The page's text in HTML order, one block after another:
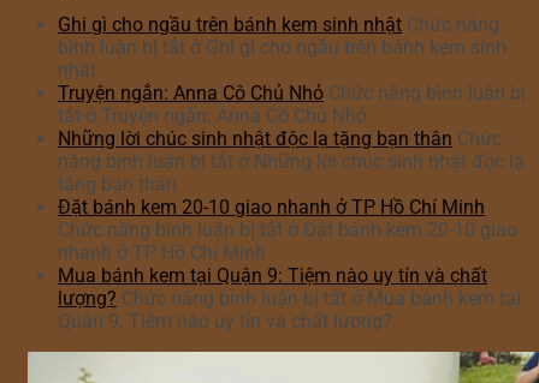
Ghi gì cho ngầu trên bánh kem sinh nhật Chức năng
bình luận bị tắt ở Ghi gì cho ngầu trên bánh kem sinh
nhật
Truyện ngắn: Anna Cô Chủ Nhỏ Chức năng bình luận bị
tắt ở Truyện ngắn: Anna Cô Chủ Nhỏ
Những lời chúc sinh nhật độc lạ tặng bạn thân Chức
năng bình luận bị tắt ở Những lời chúc sinh nhật độc lạ
tặng bạn thân
Đặt bánh kem 20-10 giao nhanh ở TP Hồ Chí Minh
Chức năng bình luận bị tắt ở Đặt bánh kem 20-10 giao
nhanh ở TP Hồ Chí Minh
Mua bánh kem tại Quận 9: Tiệm nào uy tín và chất
lượng? Chức năng bình luận bị tắt ở Mua bánh kem tại
Quận 9: Tiệm nào uy tín và chất lượng?